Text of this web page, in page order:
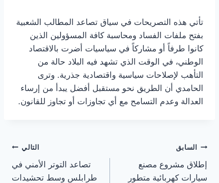
تأتي هذه التصريحات في سياق تصاعد المطالب الشعبية
بفتح ملفات الفساد ومحاسبة كافة المسؤولين الذين
كانوا طرفاً أو مشاركاً في سياسيات أضرت بالاقتصاد
الوطني، في الوقت الذي تشهد فيه البلاد حالة من
التأهب لإصلاحات سياسية واقتصادية جذرية. وترى
الحامدي أن الطريق نحو مستقبل أفضل يبدأ من إرساء
العدالة وعدم التسامح مع أي تجاوزات أو تجاوز للقانون.
تصفّح
المقالات
السابق
إطلاق مشروع مصنع
سيارات كهربائية متطور
التالي
تصاعد التوتر الأمني في
طرابلس وسط تحشيدات